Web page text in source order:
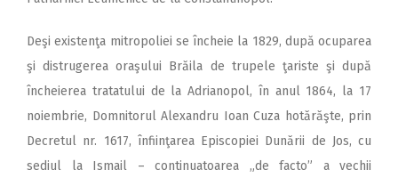
Deşi existenţa mitropoliei se încheie la 1829, după ocuparea
şi distrugerea oraşului Brăila de trupele ţariste şi după
încheierea tratatului de la Adrianopol, în anul 1864, la 17
noiembrie, Domnitorul Alexandru Ioan Cuza hotărăşte, prin
Decretul nr. 1617, înfiinţarea Episcopiei Dunării de Jos, cu
sediul la Ismail – continuatoarea „de facto” a vechii